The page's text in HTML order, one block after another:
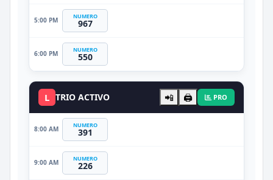
5:00 PM NUMERO
967
6:00 PM NUMERO
550
L TRIO ACTIVO 📲 🖨️ PRO
8:00 AM NUMERO
391
9:00 AM NUMERO
226